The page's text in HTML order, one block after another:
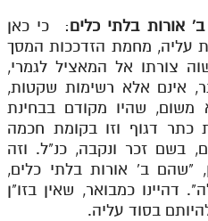
אורות בלתי כלים: כי כאן
עליה, מחמת הזדככות המסך
צורתו אל המאציל לגמרי,
אינם אלא רשימות שקטות,
משום, שהיו מקודם בבחינת
דגוף וזו בקומת חכמה
בשם זכר ונקבה, כנ"ל. וזה
"שהם ב' אורות בלתי כלים,
דהיינו כמבואר, שאין בזו"ן
בסוד עליה.